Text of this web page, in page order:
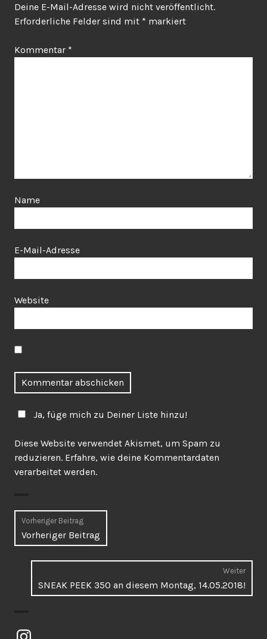
Deine E-Mail-Adresse wird nicht veröffentlicht.
Erforderliche Felder sind mit * markiert
Kommentar *
Name
E-Mail-Adresse
Website
Ja, füge mich zu Deiner Liste hinzu!
Diese Website verwendet Akismet, um Spam zu
reduzieren. Erfahre, wie deine Kommentardaten
verarbeitet werden.
Beitragsnavigation
Vorheriger Beitrag
Vorheriger
Beitrag:
Vorheriger Beitrag
Weiter
SNEAK PEEK 350 an diesem Montag, 14.05.2018!
Instagram